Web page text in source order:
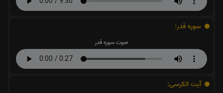
سوره قدر:
صوت سوره قدر
آیت الکرسی: